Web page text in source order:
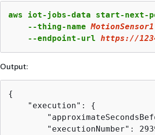
aws iot-jobs-data start-next-
    --thing-name
MotionSensor1
    --endpoint-url
https://
Output:
{
    "execution":
{
"executionNumber":